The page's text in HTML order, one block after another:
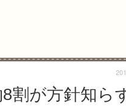
割が方針知ら